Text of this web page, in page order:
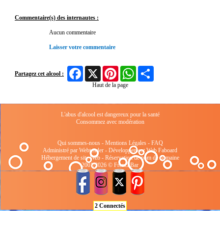
Commentaire(s) des internautes :
Aucun commentaire
Laisser votre commentaire
Partagez cet alcool :
FacebookX Pinterest WhatsApp
Haut de la page
L'abus d'alcool est dangereux pour la santé
Consommez avec modération
Qui sommes-nous- Mentions Légales- FAQ
Administré par Webtender - Développement Web Faboard
Hébergement de site Web- Réservation de nom de domaine
2001/2026 © FrenchBar
2 Connectés